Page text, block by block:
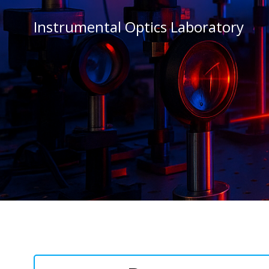
Vai
contenutoInstrumental Optics Laboratory